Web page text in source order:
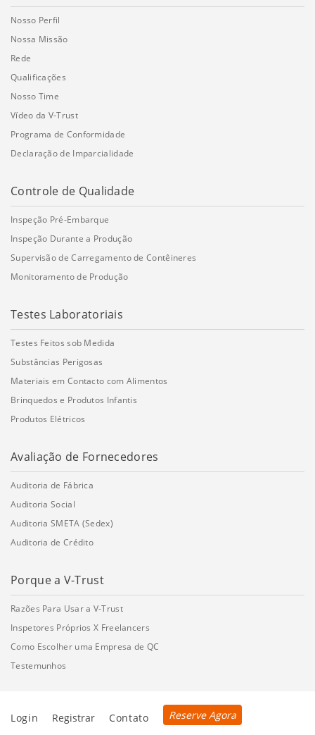
Nosso Perfil
Nossa Missão
Rede
Qualificações
Nosso Time
Vídeo da V-Trust
Programa de Conformidade
Declaração de Imparcialidade
Controle de Qualidade
Inspeção Pré-Embarque
Inspeção Durante a Produção
Supervisão de Carregamento de Contêineres
Monitoramento de Produção
Testes Laboratoriais
Testes Feitos sob Medida
Substâncias Perigosas
Materiais em Contacto com Alimentos
Brinquedos e Produtos Infantis
Produtos Elétricos
Avaliação de Fornecedores
Auditoria de Fábrica
Auditoria Social
Auditoria SMETA (Sedex)
Auditoria de Crédito
Porque a V-Trust
Razões Para Usar a V-Trust
Inspetores Próprios X Freelancers
Como Escolher uma Empresa de QC
Testemunhos
Login Registrar Contato Reserve Agora